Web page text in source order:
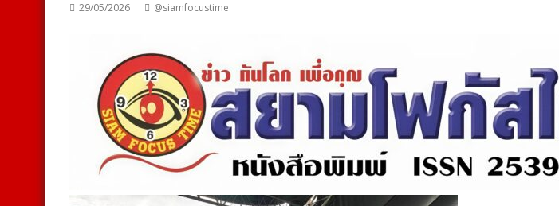
29/05/2026 @siamfocustime